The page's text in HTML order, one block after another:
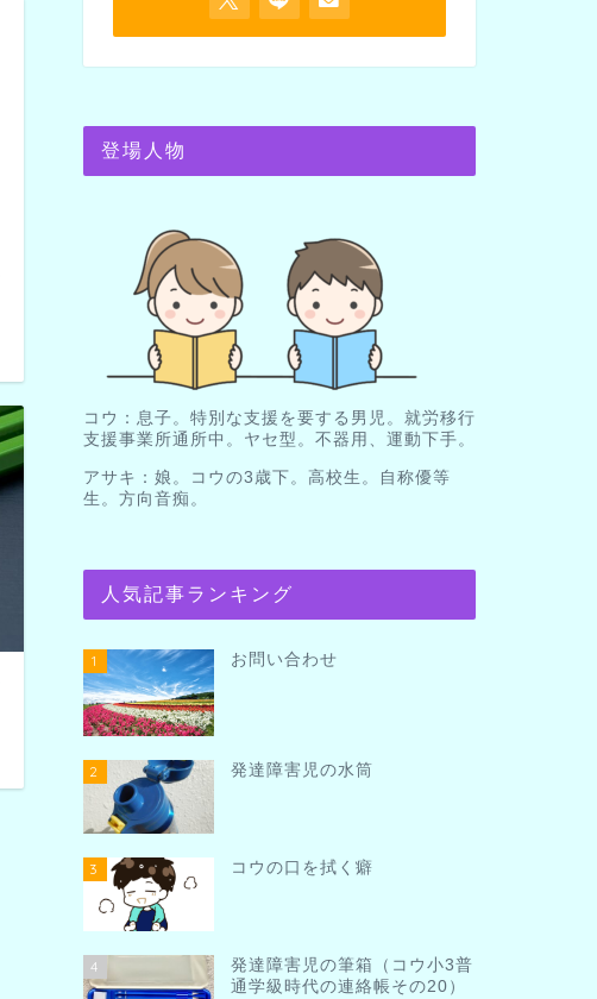
登場人物
コウ：息子。特別な支援を要する男児。就労移行
支援事業所通所中。ヤセ型。不器用、運動下手。
アサキ：娘。コウの3歳下。高校生。自称優等
生。方向音痴。
人気記事ランキング
1 お問い合わせ
2 発達障害児の水筒
3 コウの口を拭く癖
4
発達障害児の筆箱（コウ小3普
通学級時代の連絡帳その20）